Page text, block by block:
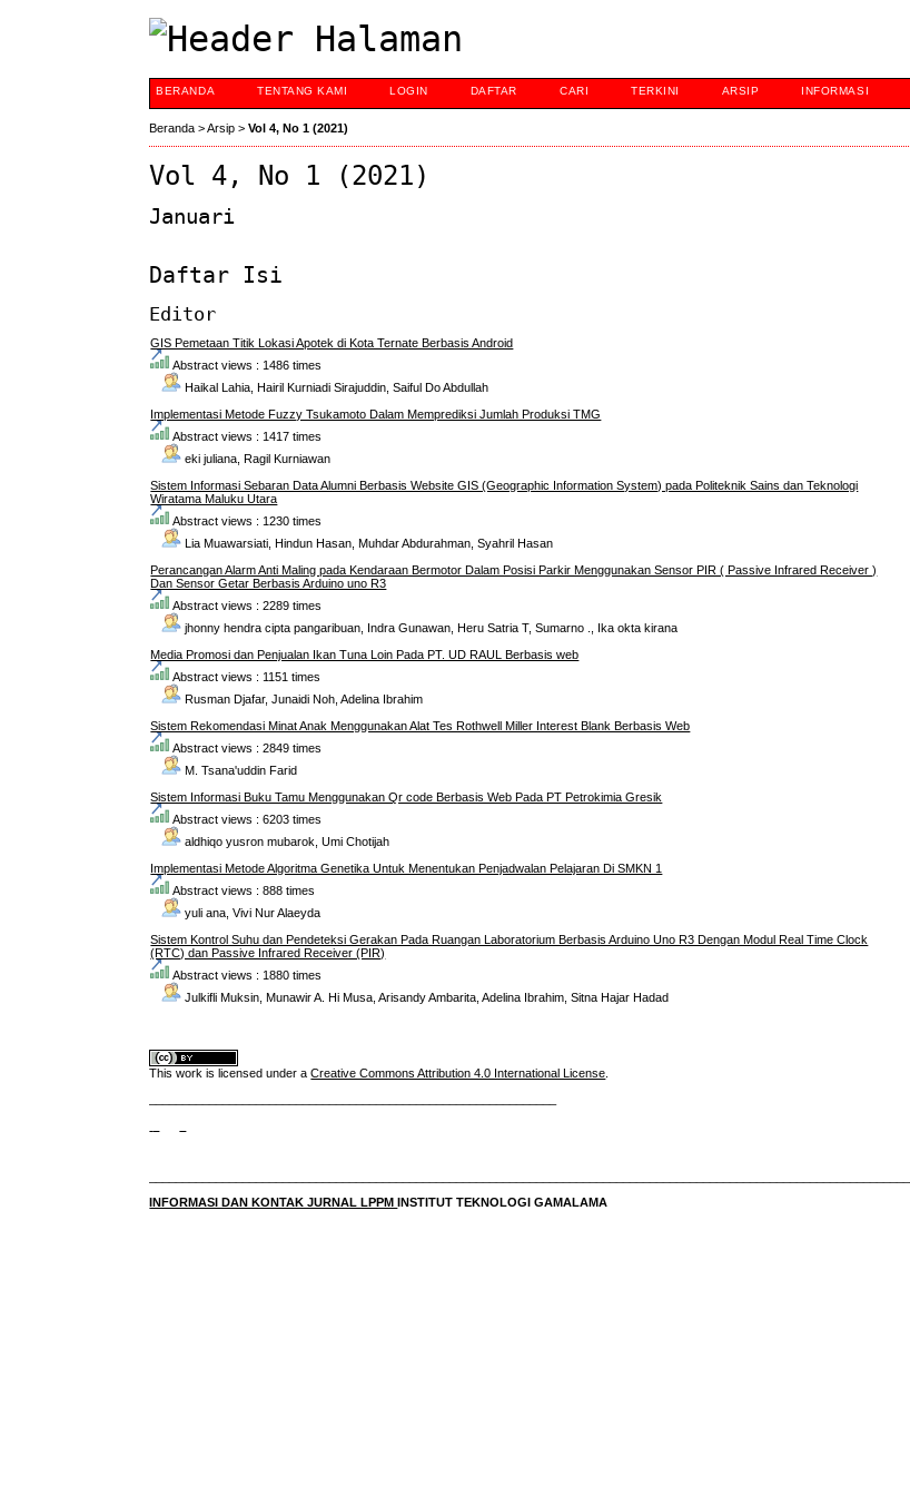
BERANDA TENTANG KAMI LOGIN DAFTAR CARI TERKINI ARSIP INFORMASI
Beranda >Arsip >Vol 4, No 1 (2021)
Vol 4, No 1 (2021)
Januari
Daftar Isi
Editor
GIS Pemetaan Titik Lokasi Apotek di Kota Ternate Berbasis Android
Abstract views : 1486 times
Haikal Lahia, Hairil Kurniadi Sirajuddin, Saiful Do Abdullah
Implementasi Metode Fuzzy Tsukamoto Dalam Memprediksi Jumlah Produksi TMG
Abstract views : 1417 times
eki juliana, Ragil Kurniawan
Sistem Informasi Sebaran Data Alumni Berbasis Website GIS (Geographic Information System) pada Politeknik Sains dan Teknologi
Wiratama Maluku Utara
Abstract views : 1230 times
Lia Muawarsiati, Hindun Hasan, Muhdar Abdurahman, Syahril Hasan
Perancangan Alarm Anti Maling pada Kendaraan Bermotor Dalam Posisi Parkir Menggunakan Sensor PIR ( Passive Infrared Receiver )
Dan Sensor Getar Berbasis Arduino uno R3
Abstract views : 2289 times
jhonny hendra cipta pangaribuan, Indra Gunawan, Heru Satria T, Sumarno ., Ika okta kirana
Media Promosi dan Penjualan Ikan Tuna Loin Pada PT. UD RAUL Berbasis web
Abstract views : 1151 times
Rusman Djafar, Junaidi Noh, Adelina Ibrahim
Sistem Rekomendasi Minat Anak Menggunakan Alat Tes Rothwell Miller Interest Blank Berbasis Web
Abstract views : 2849 times
M. Tsana'uddin Farid
Sistem Informasi Buku Tamu Menggunakan Qr code Berbasis Web Pada PT Petrokimia Gresik
Abstract views : 6203 times
aldhiqo yusron mubarok, Umi Chotijah
Implementasi Metode Algoritma Genetika Untuk Menentukan Penjadwalan Pelajaran Di SMKN 1
Abstract views : 888 times
yuli ana, Vivi Nur Alaeyda
Sistem Kontrol Suhu dan Pendeteksi Gerakan Pada Ruangan Laboratorium Berbasis Arduino Uno R3 Dengan Modul Real Time Clock
(RTC) dan Passive Infrared Receiver (PIR)
Abstract views : 1880 times
Julkifli Muksin, Munawir A. Hi Musa, Arisandy Ambarita, Adelina Ibrahim, Sitna Hajar Hadad
This work is licensed under aCreative Commons Attribution 4.0 International License
INFORMASI DAN KONTAK JURNAL LPPMINSTITUT TEKNOLOGI GAMALAMA